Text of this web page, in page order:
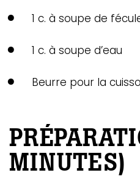
1 c. à soupe de
1 c. à soupe d’eau
Beurre pour la
MINUTES)